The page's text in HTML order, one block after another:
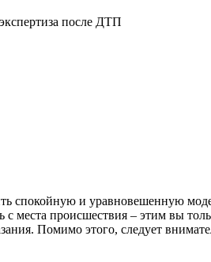
после ДТП
спокойную и уравновешенную
с места происшествия – этим вы
Помимо этого, следует